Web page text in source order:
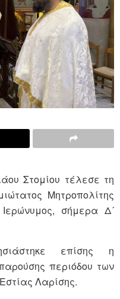
Στομίου τέλεσε τη
Μητροπολίτης
σήμερα Δ´
επίσης η
περιόδου των
Λαρίσης.